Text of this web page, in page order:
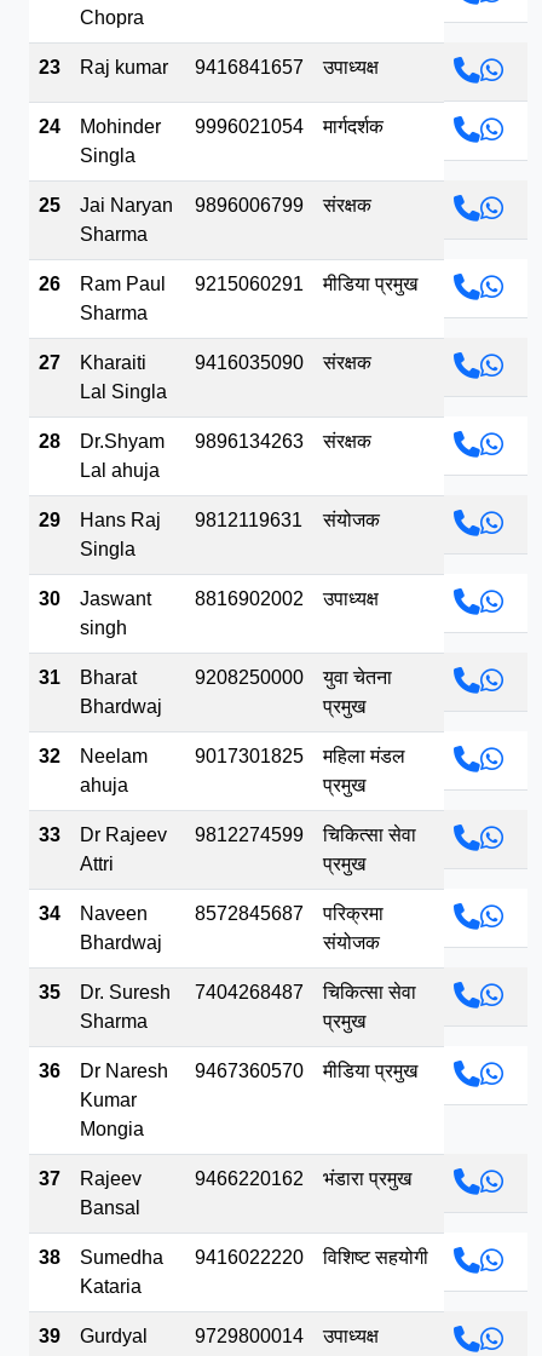
Chopra
23 Raj kumar 9416841657 उपाध्यक्ष
24
Mohinder
Singla
9996021054 मार्गदर्शक
25
Jai Naryan
Sharma
9896006799 संरक्षक
26
Ram Paul
Sharma
9215060291 मीडिया प्रमुख
27
Kharaiti
Lal Singla
9416035090 संरक्षक
28
Dr.Shyam
Lal ahuja
9896134263 संरक्षक
29
Hans Raj
Singla
9812119631 संयोजक
30
Jaswant
singh
8816902002 उपाध्यक्ष
31
Bharat
Bhardwaj
9208250000
युवा चेतना
प्रमुख
32
Neelam
ahuja
9017301825
महिला मंडल
प्रमुख
33
Dr Rajeev
Attri
9812274599
चिकित्सा सेवा
प्रमुख
34
Naveen
Bhardwaj
8572845687
परिक्रमा
संयोजक
35
Dr. Suresh
Sharma
7404268487
चिकित्सा सेवा
प्रमुख
36
Dr Naresh
Kumar
Mongia
9467360570 मीडिया प्रमुख
37
Rajeev
Bansal
9466220162 भंडारा प्रमुख
38
Sumedha
Kataria
9416022220 विशिष्ट सहयोगी
39
Gurdyal
9729800014 उपाध्यक्ष